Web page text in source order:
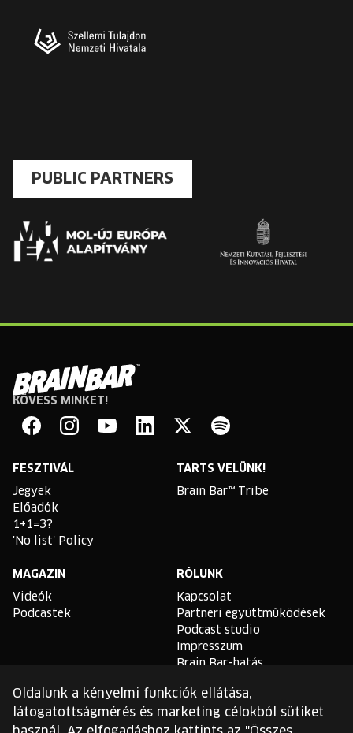
PUBLIC PARTNERS
Brain
Bar
KÖVESS MINKET!
FESZTIVÁL
Jegyek
Előadók
1+1=3?
'No list' Policy
TARTS VELÜNK!
Brain Bar™ Tribe
MAGAZIN
Videók
Podcastek
RÓLUNK
Kapcsolat
Partneri együttműködések
Podcast studio
Impresszum
Brain Bar-hatás
TLDR
Általános Szerződési
Oldalunk a kényelmi funkciók ellátása,
látogatottságmérés és marketing célokból sütiket